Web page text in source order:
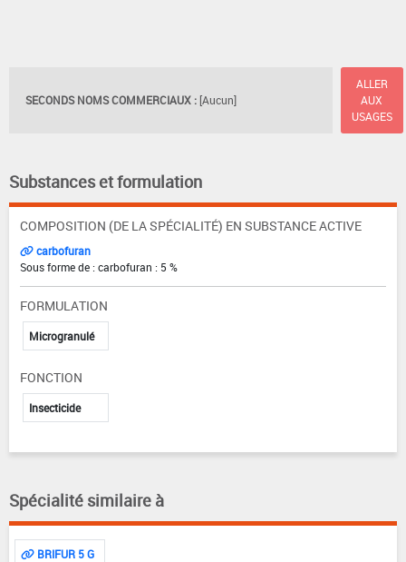
SECONDS NOMS COMMERCIAUX : [Aucun]
ALLER
AUX
USAGES
Substances et formulation
COMPOSITION (DE LA SPÉCIALITÉ) EN SUBSTANCE ACTIVE
carbofuran
Sous forme de : carbofuran : 5 %
FORMULATION
Microgranulé
FONCTION
Insecticide
Spécialité similaire à
BRIFUR 5 G